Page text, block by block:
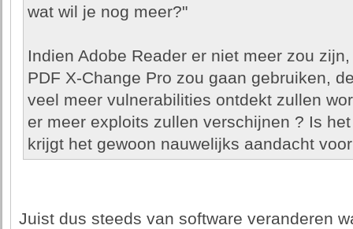
wat wil je nog meer?"
Indien Adobe Reader er niet meer zou
PDF X-Change Pro zou gaan gebruiken,
veel meer vulnerabilities ontdekt zullen
er meer exploits zullen verschijnen ? Is
krijgt het gewoon nauwelijks aandacht
Juist dus steeds van software veranderen